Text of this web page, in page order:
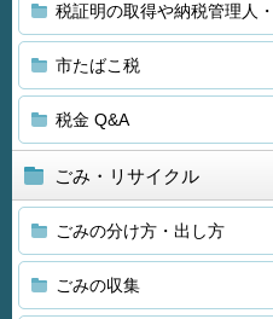
税証明の取得や納税管理人
市たばこ税
税金 Q&A
ごみ・リサイクル
ごみの分け方・出し方
ごみの収集